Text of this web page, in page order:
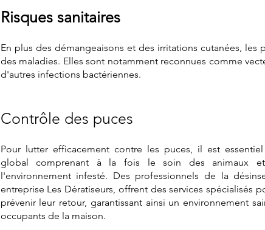
Risques sanitaires
En plus des démangeaisons et des irritations cutanées, les
des maladies. Elles sont notamment reconnues comme
d'autres infections bactériennes.
Contrôle des puces
Pour lutter efficacement contre les puces, il est
global comprenant à la fois le soin des animaux
l'environnement infesté. Des professionnels de la
entreprise Les Dératiseurs, offrent des services spécialisés
prévenir leur retour, garantissant ainsi un environnement
occupants de la maison.